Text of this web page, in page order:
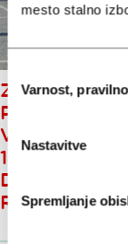
mesto stalno
Izbira
soglasja
Varnost,
Nastavitve
Spremljanje
Z APRILOM
POLETNI
VSAK DAN
14
DOŽIVETIJ
REGIJI IN